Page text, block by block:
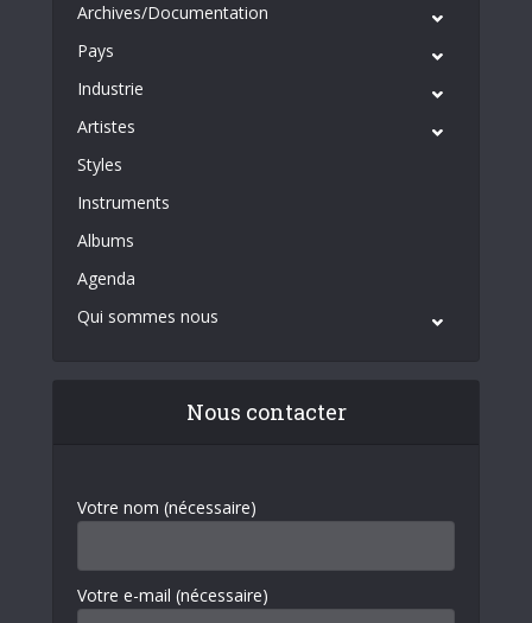
Archives/Documentation
Pays
Industrie
Artistes
Styles
Instruments
Albums
Agenda
Qui sommes nous
Nous contacter
Votre nom (nécessaire)
Votre e-mail (nécessaire)